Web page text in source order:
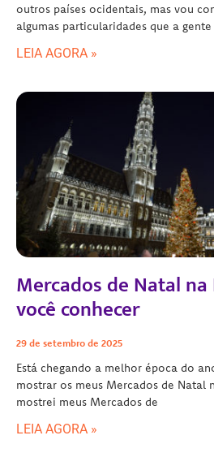
outros países ocidentais, mas vou
algumas particularidades que a
LEIA AGORA »
Mercados de Natal
você conhecer
29 de setembro de 2025
Está chegando a melhor época do
mostrar os meus Mercados de Natal
mostrei meus Mercados de
LEIA AGORA »